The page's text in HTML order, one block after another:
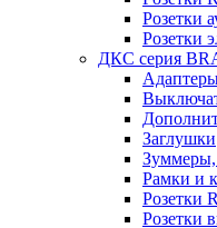
Розетки
Розетки
ДКС серия
Заглушки
Рамки и
Розетки
Розетки